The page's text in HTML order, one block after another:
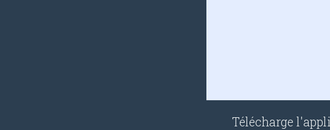
Télécharge